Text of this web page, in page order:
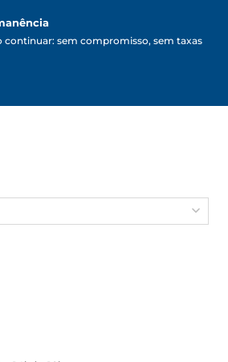
sem compromisso, sem taxas